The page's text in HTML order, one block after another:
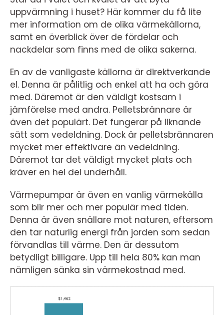
uppvärmning i huset? Här kommer du få lite
mer information om de olika värmekällorna,
samt en överblick över de fördelar och
nackdelar som finns med de olika sakerna.
En av de vanligaste källorna är direktverkande
el. Denna är pålitlig och enkel att ha och göra
med. Däremot är den väldigt kostsam i
jämförelse med andra. Pelletsbrännare är
även det populärt. Det fungerar på liknande
sätt som vedeldning. Dock är pelletsbrännaren
mycket mer effektivare än vedeldning.
Däremot tar det väldigt mycket plats och
kräver en hel del underhåll.
Värmepumpar är även en vanlig värmekälla
som blir mer och mer populär med tiden.
Denna är även snällare mot naturen, eftersom
den tar naturlig energi från jorden som sedan
förvandlas till värme. Den är dessutom
betydligt billigare. Upp till hela 80% kan man
nämligen sänka sin värmekostnad med.